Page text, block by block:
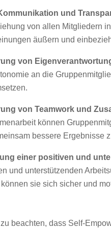
und
von allen Mitgliedern
äußern und
von
an die
von Teamwork und
können
bessere Ergebnisse
einer positiven und
und unterstützenden
sie sich sicher und
beachten, dass Self-